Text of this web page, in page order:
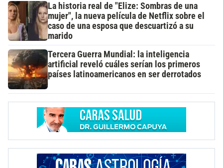
La historia real de "Elize: Sombras de una
mujer", la nueva película de Netflix sobre el
caso de una esposa que descuartizó a su
marido
Tercera Guerra Mundial: la inteligencia
artificial reveló cuáles serían los primeros
países latinoamericanos en ser derrotados